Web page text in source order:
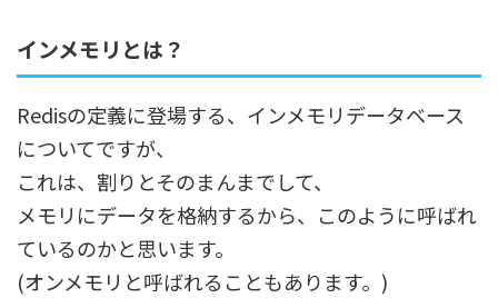
インメモリとは？
Redisの定義に登場する、インメモリデータベース
についてですが、
これは、割りとそのまんまでして、
メモリにデータを格納するから、このように呼ばれ
ているのかと思います。
(オンメモリと呼ばれることもあります。)